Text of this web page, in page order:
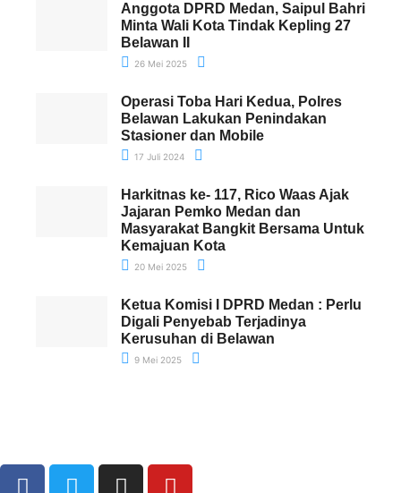
Anggota DPRD Medan, Saipul Bahri
Minta Wali Kota Tindak Kepling 27
Belawan II
26 Mei 2025
Operasi Toba Hari Kedua, Polres
Belawan Lakukan Penindakan
Stasioner dan Mobile
17 Juli 2024
Harkitnas ke- 117, Rico Waas Ajak
Jajaran Pemko Medan dan
Masyarakat Bangkit Bersama Untuk
Kemajuan Kota
20 Mei 2025
Ketua Komisi I DPRD Medan : Perlu
Digali Penyebab Terjadinya
Kerusuhan di Belawan
9 Mei 2025